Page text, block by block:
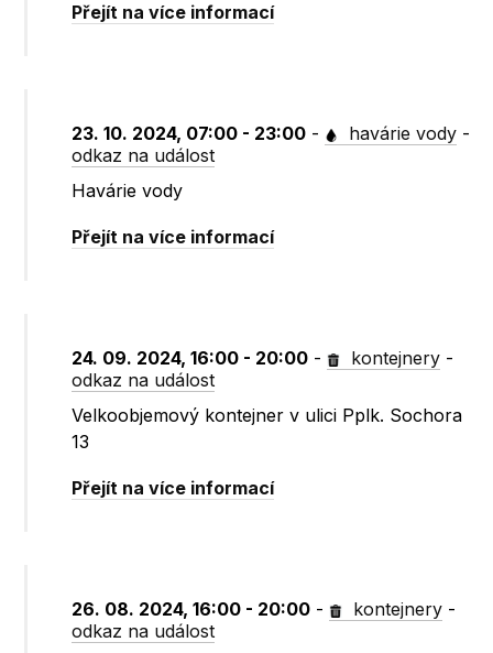
Přejít na více informací
23. 10. 2024, 07:00 - 23:00 - havárie vody -
odkaz na událost
Havárie vody
Přejít na více informací
24. 09. 2024, 16:00 - 20:00 - kontejnery -
odkaz na událost
Velkoobjemový kontejner v ulici Pplk. Sochora
13
Přejít na více informací
26. 08. 2024, 16:00 - 20:00 - kontejnery -
odkaz na událost